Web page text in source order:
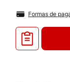
Formas de